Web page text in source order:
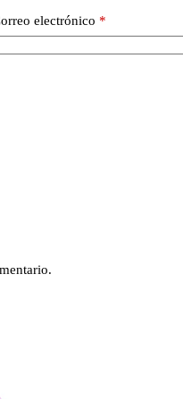
electrónico *